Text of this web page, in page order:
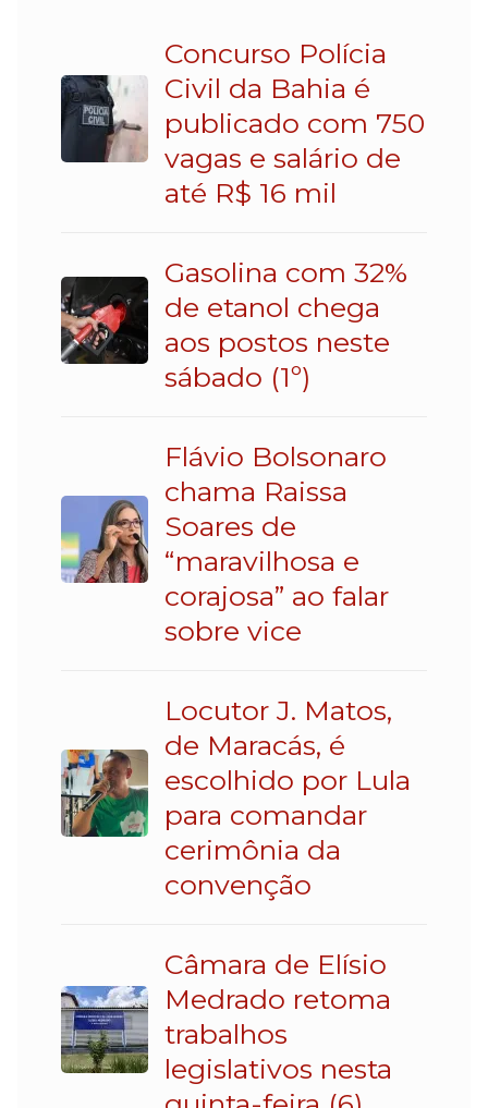
Concurso Polícia
Civil da Bahia é
publicado com 750
vagas e salário de
até R$ 16 mil
Gasolina com 32%
de etanol chega
aos postos neste
sábado (1º)
Flávio Bolsonaro
chama Raissa
Soares de
“maravilhosa e
corajosa” ao falar
sobre vice
Locutor J. Matos,
de Maracás, é
escolhido por Lula
para comandar
cerimônia da
convenção
Câmara de Elísio
Medrado retoma
trabalhos
legislativos nesta